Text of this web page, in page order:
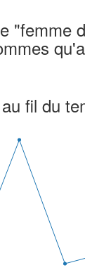
"femme
fil du